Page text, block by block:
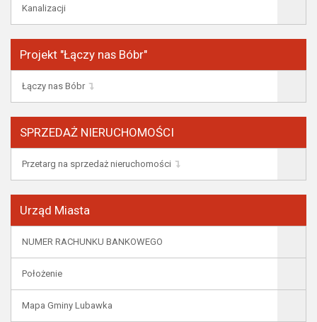
Kanalizacji
Projekt "Łączy nas Bóbr"
Łączy nas Bóbr
SPRZEDAŻ NIERUCHOMOŚCI
Przetarg na sprzedaż nieruchomości
Urząd Miasta
NUMER RACHUNKU BANKOWEGO
Położenie
Mapa Gminy Lubawka